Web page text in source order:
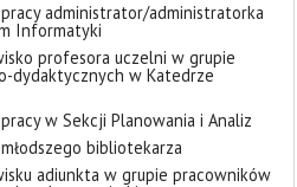
administrator/administratorka
Informatyki
profesora uczelni w grupie
dydaktycznych w Katedrze
w Sekcji Planowania i Analiz
bibliotekarza
adiunkta w grupie pracowników